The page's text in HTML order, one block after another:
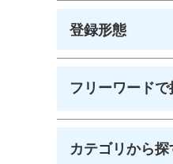
登録形態
フリーワードで
カテゴリから探